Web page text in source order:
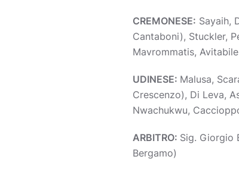
CREMONESE: Sayaih,
Cantaboni), Stuckler,
Mavrommatis,
UDINESE: Malusa,
Crescenzo), Di Leva,
Nwachukwu,
ARBITRO: Sig. Giorgio
Bergamo)